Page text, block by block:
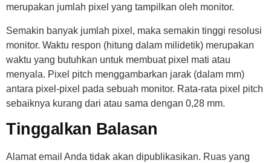
merupakan jumlah pixel yang tampilkan oleh monitor.
Semakin banyak jumlah pixel, maka semakin tinggi resolusi
monitor. Waktu respon (hitung dalam milidetik) merupakan
waktu yang butuhkan untuk membuat pixel mati atau
menyala. Pixel pitch menggambarkan jarak (dalam mm)
antara pixel-pixel pada sebuah monitor. Rata-rata pixel pitch
sebaiknya kurang dari atau sama dengan 0,28 mm.
Tinggalkan Balasan
Alamat email Anda tidak akan dipublikasikan. Ruas yang